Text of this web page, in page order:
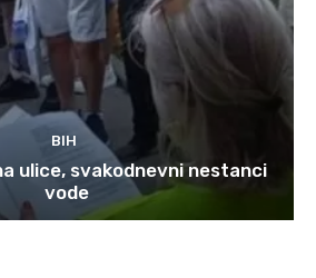
BIH
ulice, svakodnevni nestanci
vode